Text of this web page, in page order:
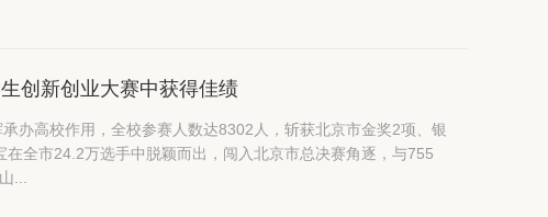
创新创业大赛中获得佳绩
办高校作用，全校参赛人数达8302人，斩获北京市金奖2项、银
全市24.2万选手中脱颖而出，闯入北京市总决赛角逐，与755
...